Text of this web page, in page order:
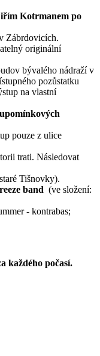
Kotrmanem po
Zábrdovicích.
originální
bývalého nádraží v
pozůstatku
na vlastní
pouze z ulice
trati. Následovat
Tišnovky).
band (ve složení:
- kontrabas;
každého počasí.